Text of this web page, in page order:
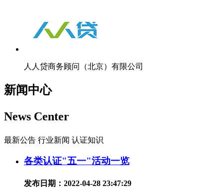
人人贷商务顾问（北京）有限公司
新闻中心
News Center
最新公告 行业新闻 认证知识
各类认证"五一"活动一览
发布日期：2022-04-28 23:47:29